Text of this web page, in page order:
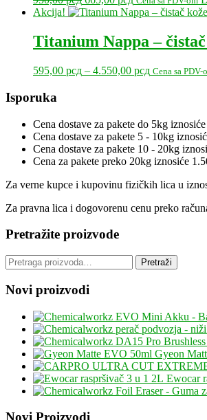
cena
950,00 рсд.
cena
665,00 рсд.
Akcija!
Titanium Nappa –
595,00 рсд – 4.550,00 рсдRaspon
do
4.550,00 рсд
Cena sa PDV-
Primary
Sidebar
Isporuka
Cena dostave za pakete do 5kg
Cena dostave za pakete 5 - 10kg
Cena dostave za pakete 10 - 20kg
Cena za pakete preko 20kg iznosiće
Za verne kupce i kupovinu fizičkih lica u
Za pravna lica i dogovorenu cenu preko
Pretražite proizvode
Pretraga
za:
Pretraži
Novi proizvodi
Gyeon
Ewocar
Novi Proizvodi